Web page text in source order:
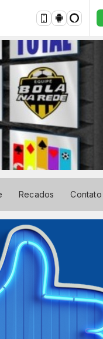
Recados Contato